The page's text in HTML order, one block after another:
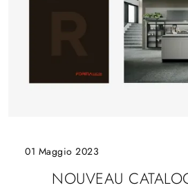
01 Maggio 2023
NOUVEAU